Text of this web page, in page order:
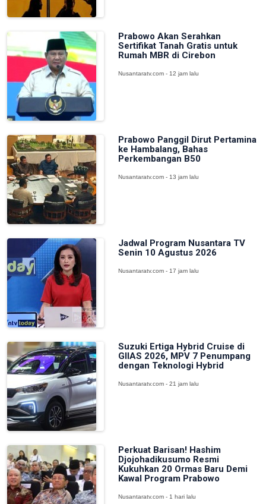
Prabowo Akan Serahkan
Sertifikat Tanah Gratis untuk
Rumah MBR di Cirebon
Nusantaratv.com - 12 jam lalu
Prabowo Panggil Dirut Pertamina
ke Hambalang, Bahas
Perkembangan B50
Nusantaratv.com - 13 jam lalu
Jadwal Program Nusantara TV
Senin 10 Agustus 2026
Nusantaratv.com - 17 jam lalu
Suzuki Ertiga Hybrid Cruise di
GIIAS 2026, MPV 7 Penumpang
dengan Teknologi Hybrid
Nusantaratv.com - 21 jam lalu
Perkuat Barisan! Hashim
Djojohadikusumo Resmi
Kukuhkan 20 Ormas Baru Demi
Kawal Program Prabowo
Nusantaratv.com - 1 hari lalu